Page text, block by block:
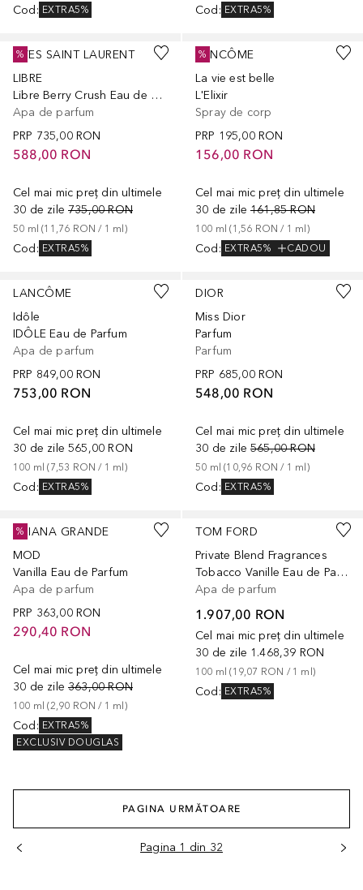
Cod : EXTRA5% Cod : EXTRA5%
YVES SAINT LAURENT
LIBRE
Libre Berry Crush Eau de Parfum
Apa de parfum
PRP 735,00 RON
588,00 RON
Cel mai mic preț din ultimele
30 de zile 735,00 RON
50 ml (11,76 RON / 1 ml)
Cod : EXTRA5%
%
LANCÔME
La vie est belle
L'Elixir
Spray de corp
PRP 195,00 RON
156,00 RON
Cel mai mic preț din ultimele
30 de zile 161,85 RON
100 ml (1,56 RON / 1 ml)
Cod : EXTRA5% CADOU
%
LANCÔME
Idôle
IDÔLE Eau de Parfum
Apa de parfum
PRP 849,00 RON
753,00 RON
Cel mai mic preț din ultimele
30 de zile 565,00 RON
100 ml (7,53 RON / 1 ml)
Cod : EXTRA5%
DIOR
Miss Dior
Parfum
Parfum
PRP 685,00 RON
548,00 RON
Cel mai mic preț din ultimele
30 de zile 565,00 RON
50 ml (10,96 RON / 1 ml)
Cod : EXTRA5%
ARIANA GRANDE
MOD
Vanilla Eau de Parfum
Apa de parfum
PRP 363,00 RON
290,40 RON
Cel mai mic preț din ultimele
30 de zile 363,00 RON
100 ml (2,90 RON / 1 ml)
Cod : EXTRA5%
EXCLUSIV DOUGLAS
%
TOM FORD
Private Blend Fragrances
Tobacco Vanille Eau de Parfum
Apa de parfum
1.907,00 RON
Cel mai mic preț din ultimele
30 de zile 1.468,39 RON
100 ml (19,07 RON / 1 ml)
Cod : EXTRA5%
PAGINA URMĂTOARE
Pagina 1 din 32